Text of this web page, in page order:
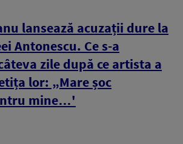
lansează acuzații dure la
Antonescu. Ce s-a
zile după ce artista a
lor: „Mare șoc
mine…'